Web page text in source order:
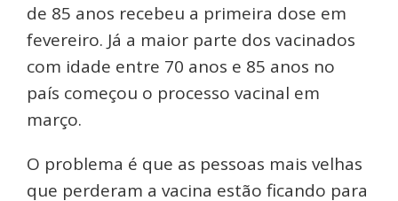
de 85 anos recebeu a primeira dose em
fevereiro. Já a maior parte dos vacinados
com idade entre 70 anos e 85 anos no
país começou o processo vacinal em
março.
O problema é que as pessoas mais velhas
que perderam a vacina estão ficando para